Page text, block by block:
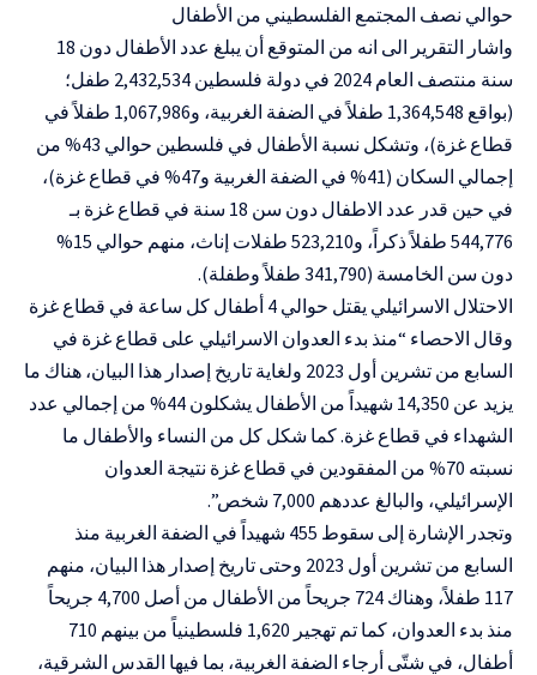
حوالي نصف المجتمع الفلسطيني من الأطفال
واشار التقرير الى انه من المتوقع أن يبلغ عدد الأطفال دون 18
سنة منتصف العام 2024 في دولة فلسطين 2,432,534 طفل؛
(بواقع 1,364,548 طفلاً في الضفة الغربية، و1,067,986 طفلاً في
قطاع غزة)، وتشكل نسبة الأطفال في فلسطين حوالي 43% من
إجمالي السكان (41% في الضفة الغربية و47% في قطاع غزة)،
في حين قدر عدد الاطفال دون سن 18 سنة في قطاع غزة بـ
544,776 طفلاً ذكراً، و523,210 طفلات إناث، منهم حوالي 15%
دون سن الخامسة (341,790 طفلاً وطفلة).
الاحتلال الاسرائيلي يقتل حوالي 4 أطفال كل ساعة في قطاع غزة
وقال الاحصاء “منذ بدء العدوان الاسرائيلي على قطاع غزة في
السابع من تشرين أول 2023 ولغاية تاريخ إصدار هذا البيان، هناك ما
يزيد عن 14,350 شهيداً من الأطفال يشكلون 44% من إجمالي عدد
الشهداء في قطاع غزة. كما شكل كل من النساء والأطفال ما
نسبته 70% من المفقودين في قطاع غزة نتيجة العدوان
الإسرائيلي، والبالغ عددهم 7,000 شخص”.
وتجدر الإشارة إلى سقوط 455 شهيداً في الضفة الغربية منذ
السابع من تشرين أول 2023 وحتى تاريخ إصدار هذا البيان، منهم
117 طفلاً، وهناك 724 جريحاً من الأطفال من أصل 4,700 جريحاً
منذ بدء العدوان، كما تم تهجير 1,620 فلسطينياً من بينهم 710
أطفال، في شتّى أرجاء الضفة الغربية، بما فيها القدس الشرقية،